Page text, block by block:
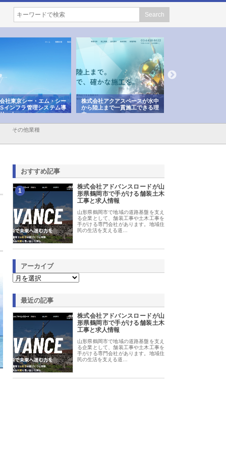
社アクアスペースが水中
上まで一貫施工できる理
株式会社地盤調査事務所が選ば
れ続ける理由と建設コンサルの
強み
その他業種
おすすめ記事
1
株式会社アドバンスロードが山
形県鶴岡市で手がける舗装土木
工事と求人情報
山形県鶴岡市で地域の道路基盤を支え
る企業として、舗装工事や土木工事を
手がける専門会社があります。地域住
民の生活を支える道…
アーカイブ
最近の記事
株式会社アドバンスロードが山
形県鶴岡市で手がける舗装土木
工事と求人情報
山形県鶴岡市で地域の道路基盤を支え
る企業として、舗装工事や土木工事を
手がける専門会社があります。地域住
民の生活を支える道…